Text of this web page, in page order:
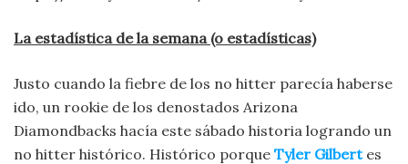
La estadística de la semana (o estadísticas)
Justo cuando la fiebre de los no hitter parecía haberse
ido, un rookie de los denostados Arizona
Diamondbacks hacía este sábado historia logrando un
no hitter histórico. Histórico porque Tyler Gilbert es